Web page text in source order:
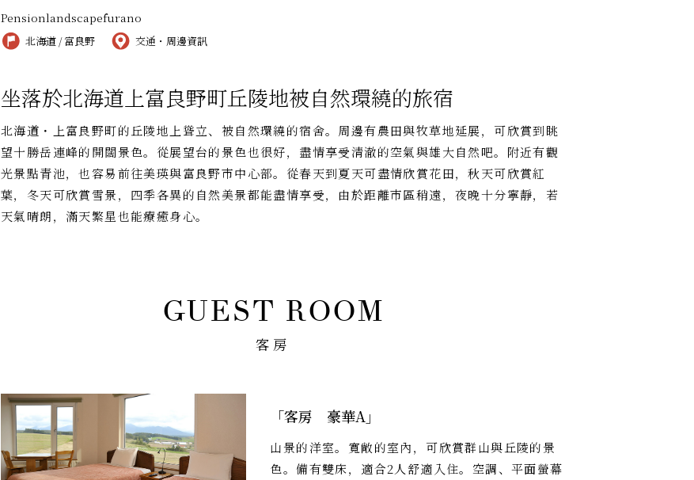
Pensionlandscapefurano
北海道 / 富良野 交通・周邊資訊
坐落於北海道上富良野町丘陵地被自然環繞的旅宿
北海道・上富良野町的丘陵地上聳立、被自然環繞的宿舍。周邊有農田與牧草地延展，可欣賞到眺
望十勝岳連峰的開闊景色。從展望台的景色也很好，盡情享受清澈的空氣與雄大自然吧。附近有觀
光景點青池，也容易前往美瑛與富良野市中心部。從春天到夏天可盡情欣賞花田，秋天可欣賞紅
葉，冬天可欣賞雪景，四季各異的自然美景都能盡情享受，由於距離市區稍遠，夜晚十分寧靜，若
天氣晴朗，滿天繁星也能療癒身心。
客房
「客房 豪華A」
山景的洋室。寬敞的室內，可欣賞群山與丘陵的景
色。備有雙床，適合2人舒適入住。空調、平面螢幕